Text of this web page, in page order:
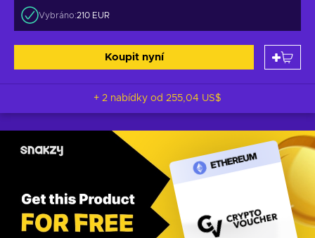
Vybráno:210 EUR
Koupit nyní
+ 2 nabídky od 255,04 US$